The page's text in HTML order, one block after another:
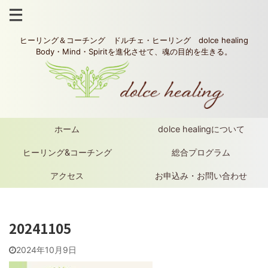
ヒーリング＆コーチング ドルチェ・ヒーリング dolce healing
Body・Mind・Spiritを進化させて、魂の目的を生きる。
ホーム dolce healingについて
ヒーリング&コーチング 総合プログラム
アクセス お申込み・お問い合わせ
20241105
2024年10月9日